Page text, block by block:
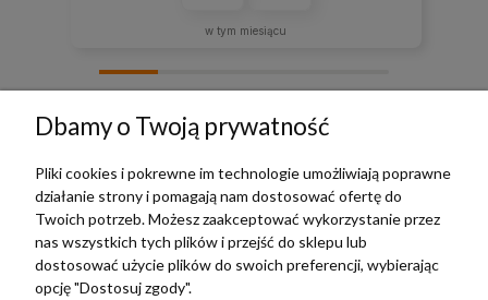
w tym miesiącu
TERRADECO
BAZA WIEDZY
Dbamy o Twoją prywatność
Pliki cookies i pokrewne im technologie umożliwiają poprawne
działanie strony i pomagają nam dostosować ofertę do
Twoich potrzeb. Możesz zaakceptować wykorzystanie przez
nas wszystkich tych plików i przejść do sklepu lub
dostosować użycie plików do swoich preferencji, wybierając
opcję "Dostosuj zgody".